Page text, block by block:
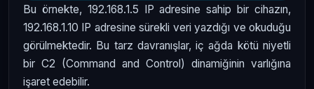
Bu örnekte, 192.168.1.5 IP adresine sahip bir cihazın,
192.168.1.10 IP adresine sürekli veri yazdığı ve okuduğu
görülmektedir. Bu tarz davranışlar, iç ağda kötü niyetli
bir C2 (Command and Control) dinamiğinin varlığına
işaret edebilir.